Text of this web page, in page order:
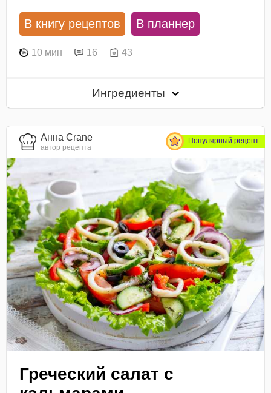
В книгу рецептов В планнер
10 мин 16 43
Ингредиенты
Анна Crane
автор рецепта
Популярный рецепт
Греческий салат с